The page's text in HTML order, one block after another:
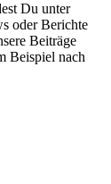
Du unter
oder Berichte
Beiträge
Beispiel nach